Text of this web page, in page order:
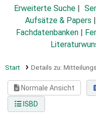
Erweiterte Suche
Aufsätze & Papers
Fachdatenbanken
Start Details zu:
Normale Ansicht
ISBD